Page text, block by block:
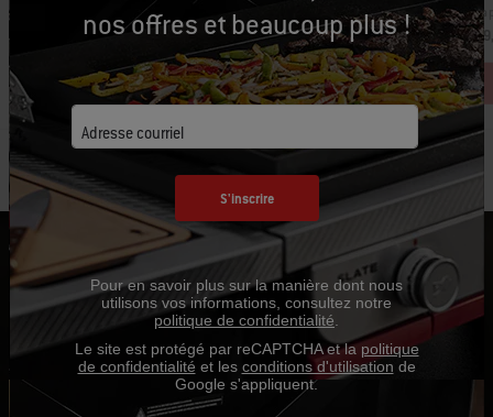
Barquettes
nos offres et beaucoup plus !
Adresse courriel
S'inscrire
Pour en savoir plus sur la manière dont nous
utilisons vos informations, consultez notre
politique de confidentialité
Le site est protégé par reCAPTCHA et la politique
de confidentialité et les conditions d'utilisation de
Google s'appliquent.